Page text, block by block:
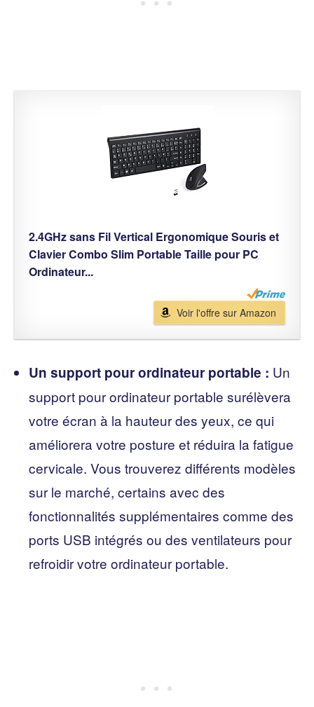
2.4GHz sans Fil Vertical Ergonomique Souris et
Clavier Combo Slim Portable Taille pour PC
Ordinateur...
Voir l'offre sur Amazon
Un support pour ordinateur portable : Un
support pour ordinateur portable surélèvera
votre écran à la hauteur des yeux, ce qui
améliorera votre posture et réduira la fatigue
cervicale. Vous trouverez différents modèles
sur le marché, certains avec des
fonctionnalités supplémentaires comme des
ports USB intégrés ou des ventilateurs pour
refroidir votre ordinateur portable.